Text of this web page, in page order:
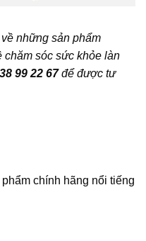
những sản phẩm
chăm sóc sức khỏe làn
99 22 67để được tư
chính hãng nổi tiếng